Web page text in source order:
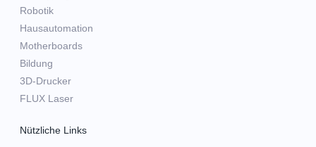
Robotik
Hausautomation
Motherboards
Bildung
3D-Drucker
FLUX Laser
Nützliche Links